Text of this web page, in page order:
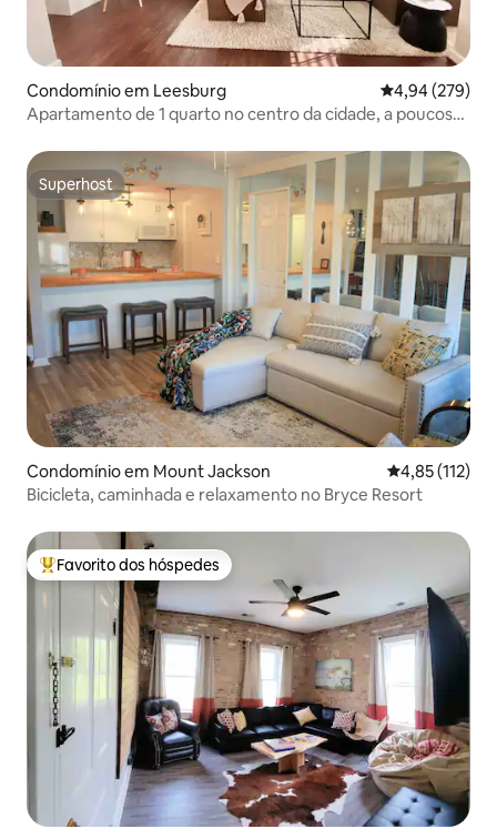
Condomínio em Leesburg Classificação
4,94 (279)
Apartamento de 1 quarto no centro da cidade, a poucos
Superhost
Superhost
Condomínio em Mount Jackson Classificação
4,85 (112)
Bicicleta, caminhada e relaxamento no Bryce Resort
Favoritos dos hóspedes mais apreciados
Favorito dos hóspedes